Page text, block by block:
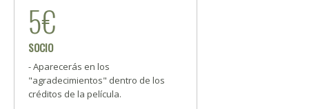
5€
SOCIO
- Aparecerás en los
"agradecimientos" dentro de los
créditos de la película.